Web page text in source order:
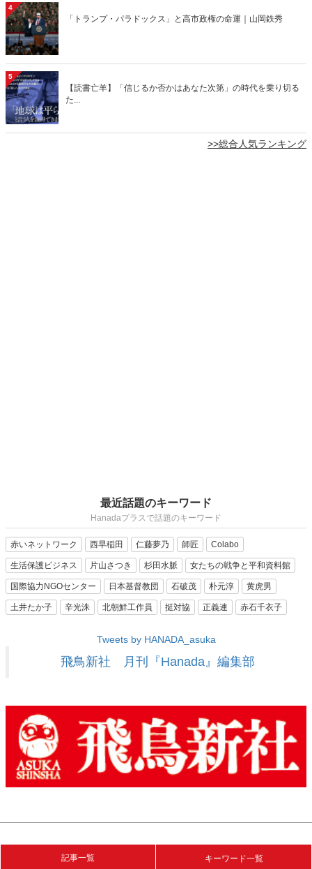
4
「トランプ・パラドックス」と高市政権の命運｜山岡鉄秀
5
【読書亡羊】「信じるか否かはあなた次第」の時代を乗り切る
た...
>>総合人気ランキング
最近話題のキーワード
Hanadaプラスで話題のキーワード
赤いネットワーク 西早稲田 仁藤夢乃 師匠 Colabo
生活保護ビジネス 片山さつき 杉田水脈 女たちの戦争と平和資料館
国際協力NGOセンター 日本基督教団 石破茂 朴元淳 黄虎男
土井たか子 辛光洙 北朝鮮工作員 挺対協 正義連 赤石千衣子
Tweets by HANADA_asuka
飛鳥新社 月刊『Hanada』編集部
記事一覧 キーワード一覧